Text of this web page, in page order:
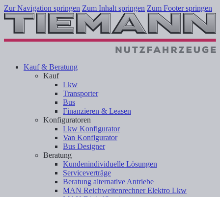
Zur Navigation springen Zum Inhalt springen Zum Footer springen
Kauf & Beratung
Kauf
Lkw
Transporter
Bus
Finanzieren & Leasen
Konfiguratoren
Lkw Konfigurator
Van Konfigurator
Bus Designer
Beratung
Kundenindividuelle Lösungen
Serviceverträge
Beratung alternative Antriebe
MAN Reichweitenrechner Elektro Lkw